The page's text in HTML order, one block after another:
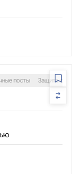
посты Защита